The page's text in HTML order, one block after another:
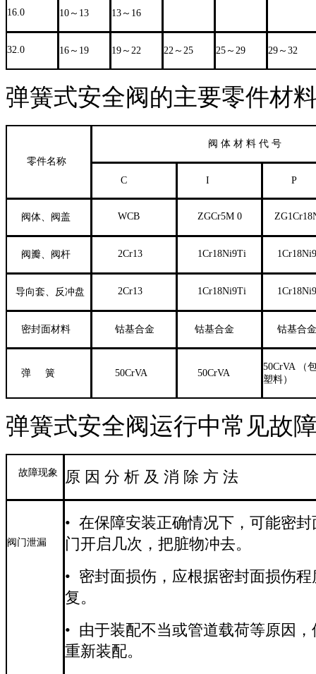
16.0 10～13 13～16
32.0 16～19 19～22 22～25 25～29 29～32
弹簧式安全阀的主要零件材
零件名称
阀 体 材 料 代 号
C I P
阀体、阀盖 WCB ZGCr5M 0
阀瓣、阀杆 2Cr13 1Cr18Ni9Ti
导向套、反冲盘 2Cr13 1Cr18Ni9Ti
密封面材料 钴基合金 钴基合金 钴基合金
弹 簧 50CrVA 50CrVA
50CrVA （
塑料）
弹簧式安全阀运行中常见故
故障现象 原 因 分 析 及 消 除 方 法
阀门泄漏
• 在保障安装正确情况下，可能密
门开启几次，把脏物冲去。
• 密封面损伤，应根据密封面损伤
复。
• 由于装配不当或管道载荷等原因
重新装配。